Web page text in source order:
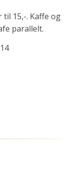
15,-. Kaffe og
parallelt.